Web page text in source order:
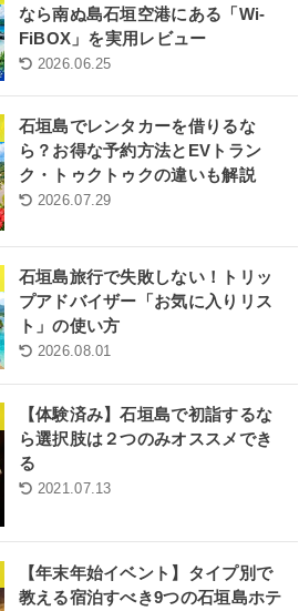
なら南ぬ島石垣空港にある「Wi-
FiBOX」を実用レビュー
2026.06.25
石垣島でレンタカーを借りるな
ら？お得な予約方法とEVトラン
ク・トゥクトゥクの違いも解説
2026.07.29
石垣島旅行で失敗しない！トリッ
プアドバイザー「お気に入りリス
ト」の使い方
2026.08.01
【体験済み】石垣島で初詣するな
ら選択肢は２つのみオススメでき
る
2021.07.13
【年末年始イベント】タイプ別で
教える宿泊すべき9つの石垣島ホテ